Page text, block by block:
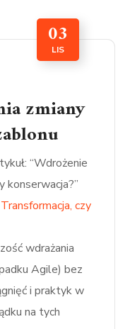
03
LIS
zmiany
“Wdrożenie
konserwacja?”
czy
wdrażania
Agile) bez
i praktyk w
na tych